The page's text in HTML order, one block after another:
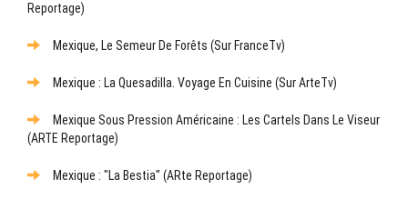
Reportage)
Mexique, Le Semeur De Forêts (sur FranceTv)
Mexique : La Quesadilla. Voyage En Cuisine (sur ArteTv)
Mexique Sous Pression Américaine : Les Cartels Dans Le Viseur
(ARTE Reportage)
Mexique : "La Bestia" (ARte Reportage)